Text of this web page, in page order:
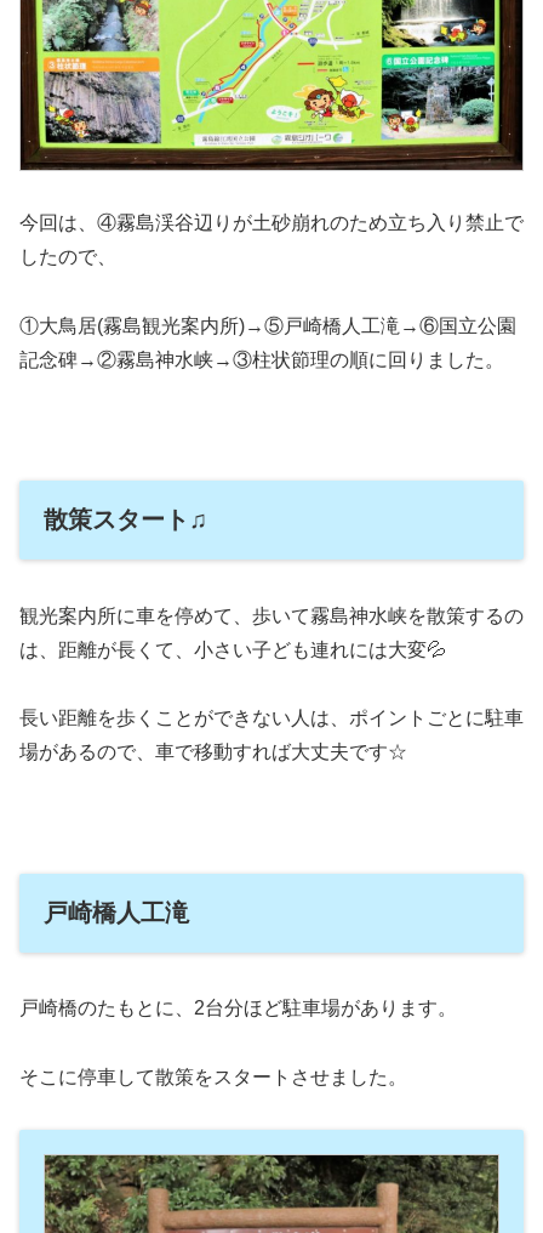
今回は、④霧島渓谷辺りが土砂崩れのため立ち入り禁止で
したので、
①大鳥居(霧島観光案内所)→⑤戸崎橋人工滝→⑥国立公園
記念碑→②霧島神水峡→③柱状節理の順に回りました。
散策スタート♫
観光案内所に車を停めて、歩いて霧島神水峡を散策するの
は、距離が長くて、小さい子ども連れには大変💦
長い距離を歩くことができない人は、ポイントごとに駐車
場があるので、車で移動すれば大丈夫です☆
戸崎橋人工滝
戸崎橋のたもとに、2台分ほど駐車場があります。
そこに停車して散策をスタートさせました。